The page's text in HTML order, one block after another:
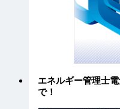
エネルギー管理士
で！